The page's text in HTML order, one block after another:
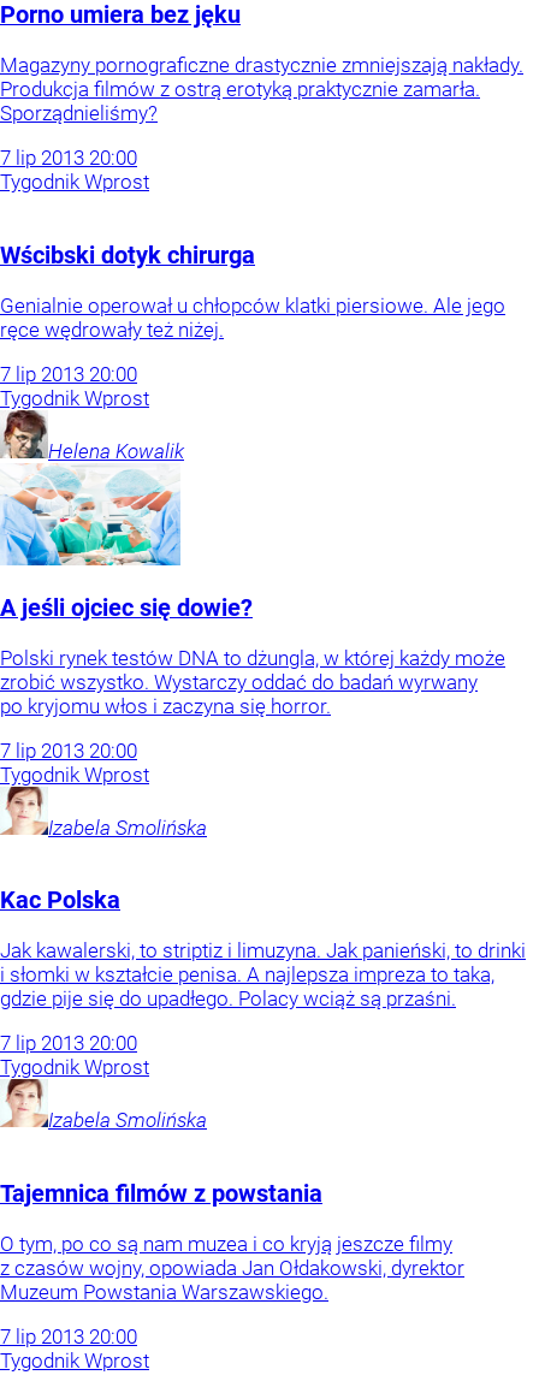
Porno umiera bez jęku
Magazyny pornograficzne drastycznie zmniejszają nakłady.
Produkcja filmów z ostrą erotyką praktycznie zamarła.
Sporządnieliśmy?
7 lip 2013 20:00
Tygodnik Wprost
Wścibski dotyk chirurga
Genialnie operował u chłopców klatki piersiowe. Ale jego
ręce wędrowały też niżej.
7 lip 2013 20:00
Tygodnik Wprost
Helena Kowalik
A jeśli ojciec się dowie?
Polski rynek testów DNA to dżungla, w której każdy może
zrobić wszystko. Wystarczy oddać do badań wyrwany
po kryjomu włos i zaczyna się horror.
7 lip 2013 20:00
Tygodnik Wprost
Izabela Smolińska
Kac Polska
Jak kawalerski, to striptiz i limuzyna. Jak panieński, to drinki
i słomki w kształcie penisa. A najlepsza impreza to taka,
gdzie pije się do upadłego. Polacy wciąż są przaśni.
7 lip 2013 20:00
Tygodnik Wprost
Izabela Smolińska
Tajemnica filmów z powstania
O tym, po co są nam muzea i co kryją jeszcze filmy
z czasów wojny, opowiada Jan Ołdakowski, dyrektor
Muzeum Powstania Warszawskiego.
7 lip 2013 20:00
Tygodnik Wprost